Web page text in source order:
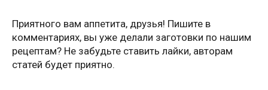
Приятного вам аппетита, друзья! Пишите в
комментариях, вы уже делали заготовки по нашим
рецептам? Не забудьте ставить лайки, авторам
статей будет приятно.